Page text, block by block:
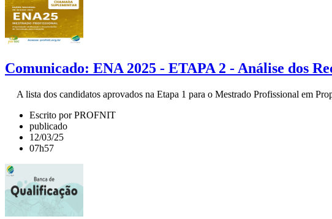
Comunicado: ENA 2025 - ETAPA 2 - Análise dos
A lista dos candidatos aprovados na Etapa 1 para o Mestrado Profissional em
Escrito por PROFNIT
publicado
12/03/25
07h57